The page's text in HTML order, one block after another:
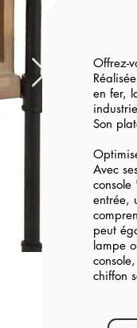
Offrez-
en fer,
Son
Avec
entrée,
peut
lampe
chiffon